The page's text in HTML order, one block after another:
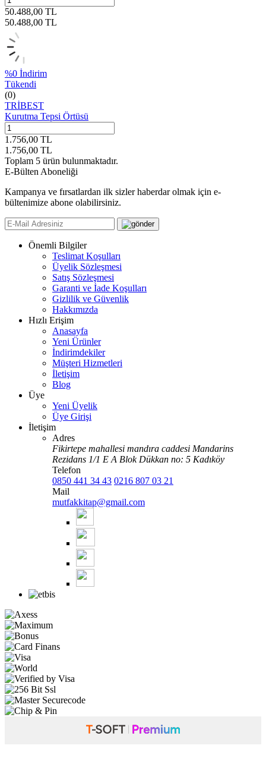
50.488,00 TL
50.488,00 TL
%0 İndirim
Tükendi
(0)
TRİBEST
Kurutma Tepsi Örtüsü
1.756,00 TL
1.756,00 TL
Toplam 5 ürün bulunmaktadır.
E-Bülten Aboneliği
Kampanya ve fırsatlardan ilk sizler haberdar olmak için e-
bültenimize abone olabilirsiniz.
Önemli Bilgiler
Teslimat Koşulları
Üyelik Sözleşmesi
Satış Sözleşmesi
Garanti ve İade Koşulları
Gizlilik ve Güvenlik
Hakkımızda
Hızlı Erişim
Anasayfa
Yeni Ürünler
İndirimdekiler
Müşteri Hizmetleri
İletişim
Blog
Üye
Yeni Üyelik
Üye Girişi
İletişim
Adres
Fikirtepe mahallesi mandıra caddesi Mandarins
Rezidans 1/1 E A Blok Dükkan no: 5 Kadıköy
Telefon
0850 441 34 43 0216 807 03 21
Mail
mutfakkitap@gmail.com